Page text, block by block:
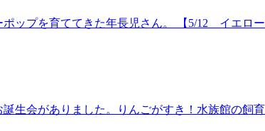
ポップを育ててきた年長児さん。 【5/12 イエ
生会がありました。りんごがすき！水族館の